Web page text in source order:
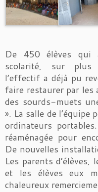
De 450 élèves qui
scolarité, sur plus
l’effectif a déjà pu
faire restaurer par les
des sourds-muets
». La salle de l’équipe
ordinateurs
réaménagée pour
De nouvelles
Les parents d’élèves,
et les élèves eux
chaleureux